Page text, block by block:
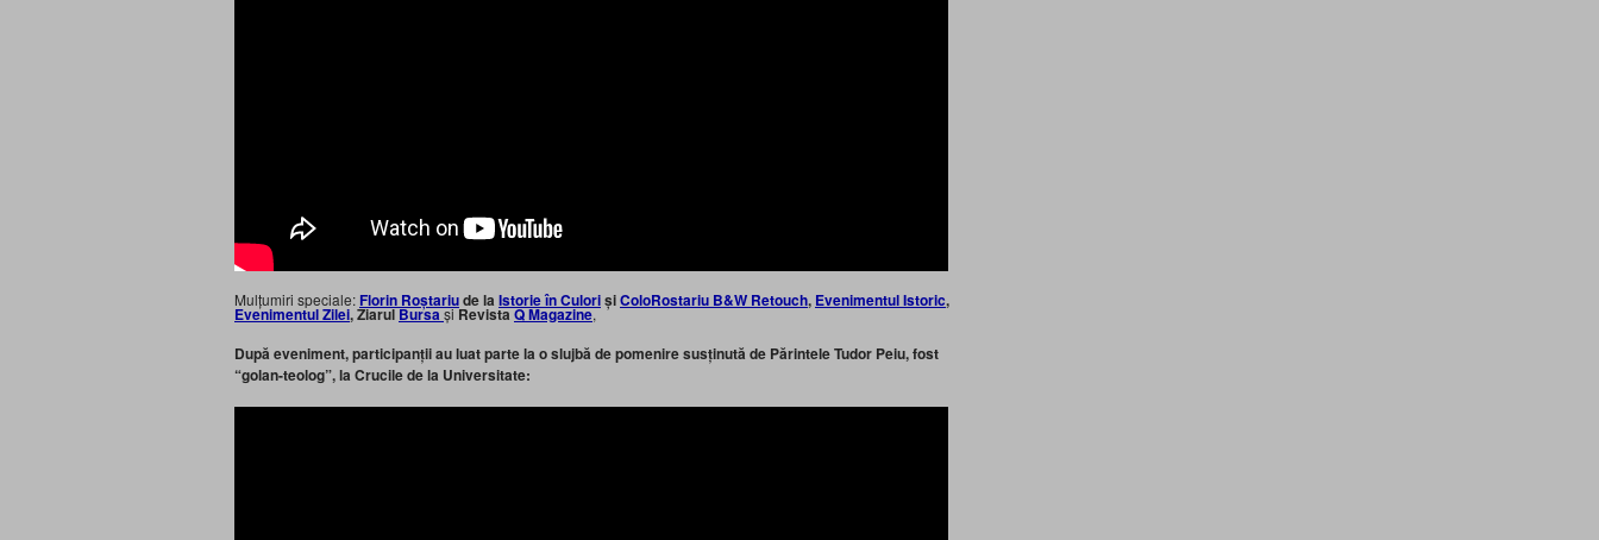
Mulțumiri speciale: Florin Roștariude la Istorie în CulorișiColoRostariu B&W Retouch, Evenimentul Istoric,
Evenimentul Zilei, ZiarulBursașiRevistaQ Magazine,
După eveniment, participanții au luat parte la o slujbă de pomenire susținută de Părintele Tudor Peiu, fost
“golan-teolog”, la Crucile de la Universitate: